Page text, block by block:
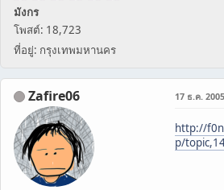
มังกร
โพสต์: 18,723
ที่อยู่: กรุงเทพมหานคร
Zafire06 17 ธ.ค.
http://
p/